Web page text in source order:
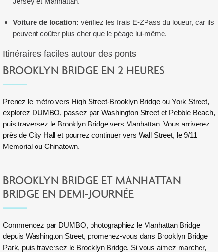
Voiture de location: vérifiez les frais E-ZPass du loueur, car ils
peuvent coûter plus cher que le péage lui-même.
Itinéraires faciles autour des ponts
BROOKLYN BRIDGE EN 2 HEURES
Prenez le métro vers High Street-Brooklyn Bridge ou York Street,
explorez DUMBO, passez par Washington Street et Pebble Beach,
puis traversez le Brooklyn Bridge vers Manhattan. Vous arriverez
près de City Hall et pourrez continuer vers Wall Street, le 9/11
Memorial ou Chinatown.
BROOKLYN BRIDGE ET MANHATTAN
BRIDGE EN DEMI-JOURNÉE
Commencez par DUMBO, photographiez le Manhattan Bridge
depuis Washington Street, promenez-vous dans Brooklyn Bridge
Park, puis traversez le Brooklyn Bridge. Si vous aimez marcher,